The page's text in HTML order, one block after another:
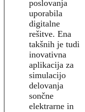
poslovanja
uporabila
digitalne
rešitve. Ena
takšnih je tudi
inovativna
aplikacija za
simulacijo
delovanja
sončne
elektrarne in